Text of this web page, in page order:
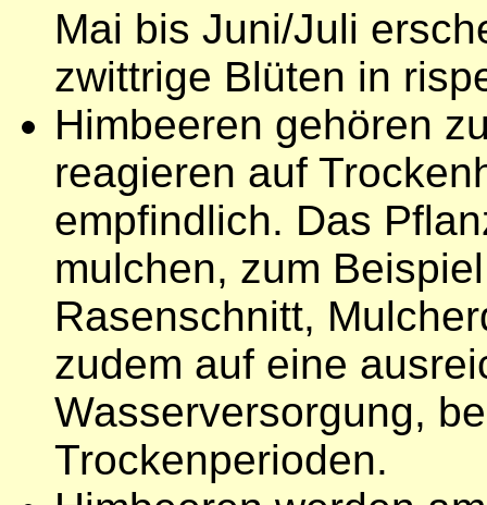
Mai bis Juni/Juli
zwittrige Blüten in
Himbeeren gehören
reagieren auf
empfindlich. Das
mulchen, zum
Rasenschnitt,
zudem auf eine
Wasserversorgung,
Trockenperioden.